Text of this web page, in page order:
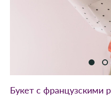
Букет с французскими